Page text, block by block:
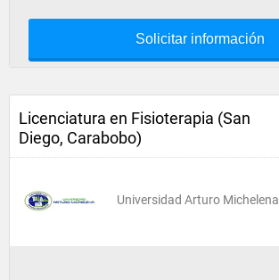
Solicitar información
Licenciatura en Fisioterapia (San
Diego, Carabobo)
Universidad Arturo Michelena